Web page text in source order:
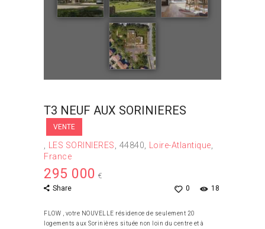
T3 NEUF AUX SORINIERES
VENTE
LES SORINIERES 44840
Loire-Atlantique
France
295 000 €
18
0
Share
FLOW , votre NOUVELLE résidence de seulement 20
logements aux Sorinières située non loin du centre et à